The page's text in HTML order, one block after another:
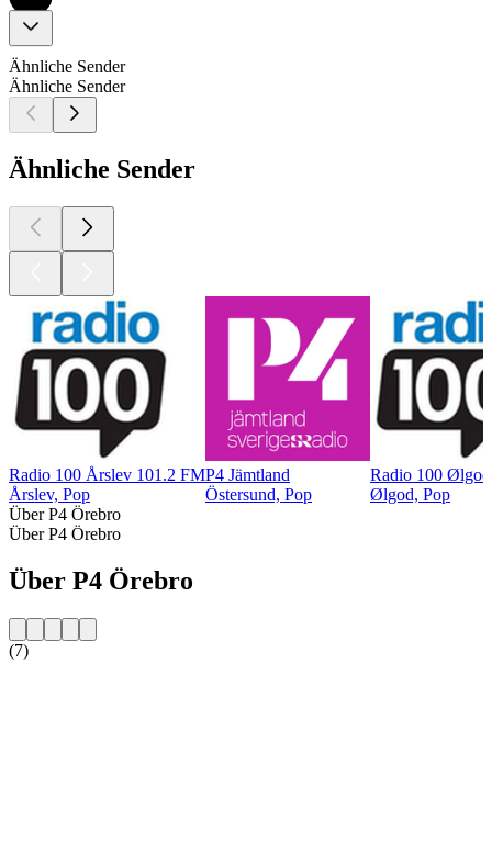
Ähnliche Sender
Ähnliche Sender
Ähnliche Sender
Radio 100 Årslev 101.2 FM
Årslev, Pop
P4 Jämtland
Östersund, Pop
Radio 100
Ølgod, Pop
Über P4 Örebro
Über P4 Örebro
Über P4 Örebro
(7)